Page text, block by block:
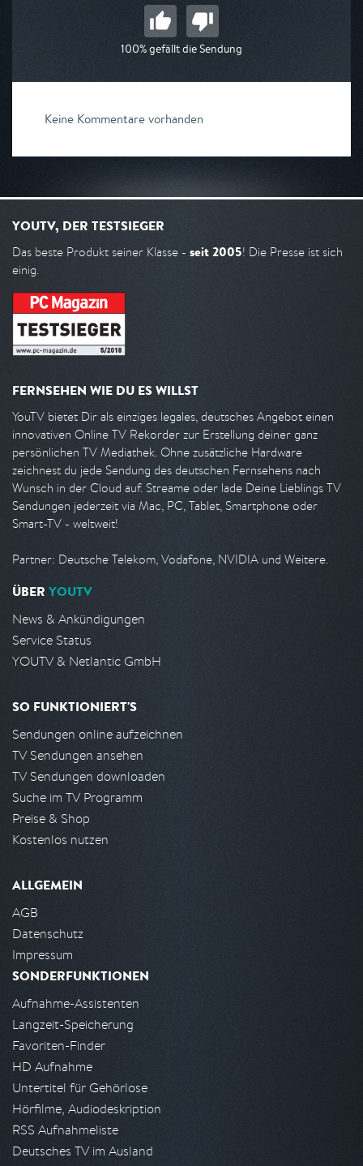
100% gefällt die Sendung
Keine Kommentare vorhanden
YOUTV, DER TESTSIEGER
Das beste Produkt seiner Klasse - seit 2005! Die Presse ist sich
einig.
FERNSEHEN WIE DU ES WILLST
YouTV bietet Dir als einziges legales, deutsches Angebot einen
innovativen Online TV Rekorder zur Erstellung deiner ganz
persönlichen TV Mediathek. Ohne zusätzliche Hardware
zeichnest du jede Sendung des deutschen Fernsehens nach
Wunsch in der Cloud auf. Streame oder lade Deine Lieblings TV
Sendungen jederzeit via Mac, PC, Tablet, Smartphone oder
Smart-TV - weltweit!
Partner: Deutsche Telekom, Vodafone, NVIDIA und Weitere.
ÜBER YOUTV
News & Ankündigungen
Service Status
YOUTV & Netlantic GmbH
SO FUNKTIONIERT'S
Sendungen online aufzeichnen
TV Sendungen ansehen
TV Sendungen downloaden
Suche im TV Programm
Preise & Shop
Kostenlos nutzen
ALLGEMEIN
AGB
Datenschutz
Impressum
SONDERFUNKTIONEN
Aufnahme-Assistenten
Langzeit-Speicherung
Favoriten-Finder
HD Aufnahme
Untertitel für Gehörlose
Hörfilme, Audiodeskription
RSS Aufnahmeliste
Deutsches TV im Ausland